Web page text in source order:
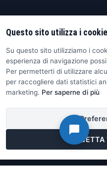
Questo sito utilizza i cookie
Su questo sito utilizziamo i
esperienza di navigazione
Per permetterti di utilizzare
per raccogliere dati statistici
marketing. Per saperne di più